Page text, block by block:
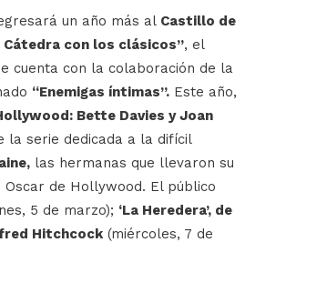
un año más al Castillo de
Cátedra con los clásicos”, el
cuenta con la colaboración de la
“Enemigas íntimas”. Este año,
Bette Davies y Joan
la serie dedicada a la difícil
las hermanas que llevaron su
de Hollywood. El público
5 de marzo); ‘La Heredera’, de
Hitchcock(miércoles, 7 de